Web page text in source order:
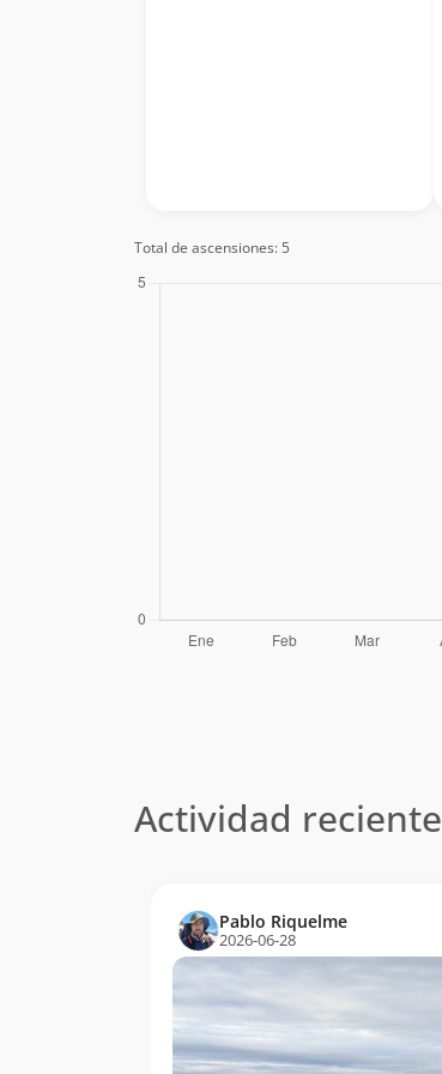
Total de ascensiones: 5
Actividad reciente
Pablo Riquelme
2026-06-28